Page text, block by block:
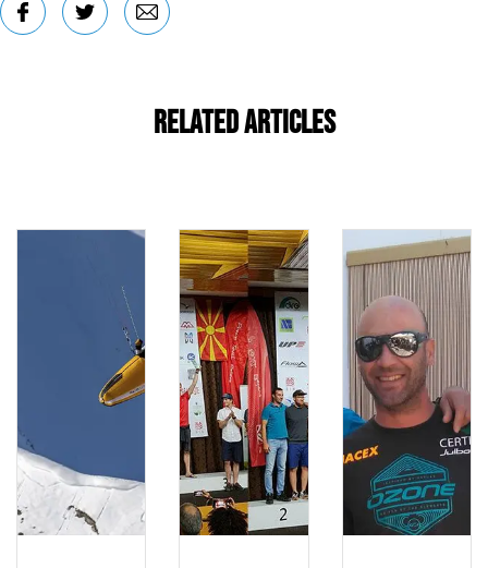
Related Articles